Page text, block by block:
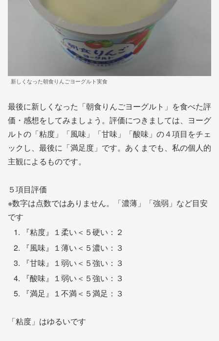
新しくなった朝食りんごヨーグルト実食
最後に新しくなった「朝食りんごヨーグルト」を食べた評
価・感想をしてみましょう。評価につきましては、ヨーグ
ルトの「粘度」「風味」「甘味」「酸味」の４項目をチェ
ックし、最後に「満足度」です。あくまでも、私の個人的
主観によるものです。
５項目評価
※数字は点数ではありません。「濃薄」「強弱」など目安
です
『粘度』１柔い＜５硬い：２
『風味』１薄い＜５濃い：３
『甘味』１弱い＜５強い：３
『酸味』１弱い＜５強い：３
『満足』１不満＜５満足：３
「粘度」はゆるいです